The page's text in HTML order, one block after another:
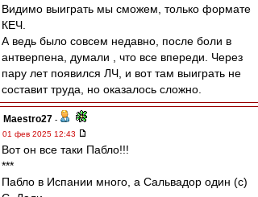
Видимо выиграть мы сможем, только формате
КЕЧ.
А ведь было совсем недавно, после боли в
антверпена, думали , что все впереди. Через
пару лет появился ЛЧ, и вот там выиграть не
составит труда, но оказалось сложно.
Maestro27 -
01 фев 2025 12:43
Вот он все таки Пабло!!!
***
Пабло в Испании много, а Сальвадор один (с)